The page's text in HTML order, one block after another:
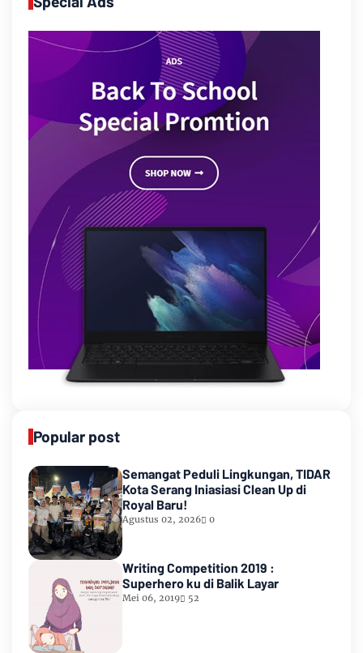
Popular post
Semangat Peduli Lingkungan, TIDAR
Kota Serang Iniasiasi Clean Up di
Royal Baru!
Agustus 02, 2026 0
Writing Competition 2019 :
Superhero ku di Balik Layar
Mei 06, 2019 52